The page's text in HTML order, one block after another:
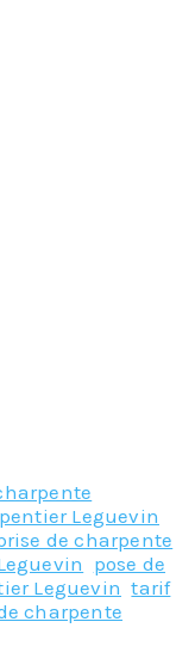
Leguevin
de charpente
pose de
Leguevin ,tarif
charpente